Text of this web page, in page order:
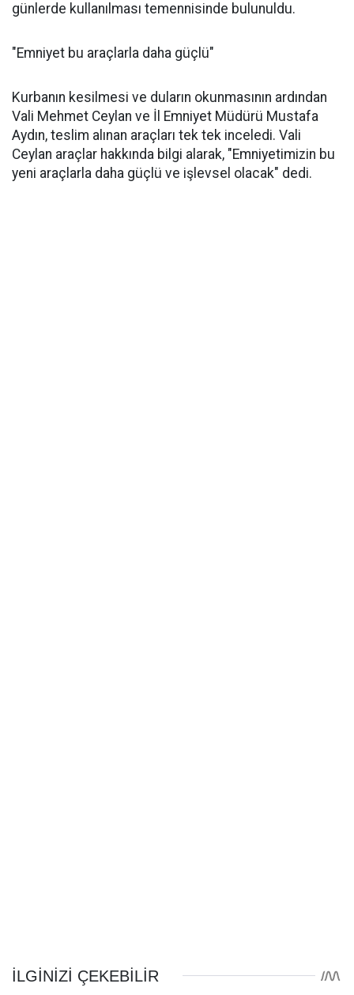
günlerde kullanılması temennisinde bulunuldu.
"Emniyet bu araçlarla daha güçlü"
Kurbanın kesilmesi ve duların okunmasının ardından
Vali Mehmet Ceylan ve İl Emniyet Müdürü Mustafa
Aydın, teslim alınan araçları tek tek inceledi. Vali
Ceylan araçlar hakkında bilgi alarak, "Emniyetimizin bu
yeni araçlarla daha güçlü ve işlevsel olacak" dedi.